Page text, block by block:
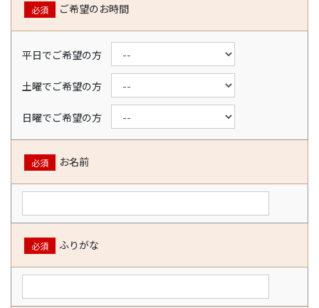
必須 ご希望のお時間
平日でご希望の方
土曜でご希望の方
日曜でご希望の方
必須 お名前
必須 ふりがな